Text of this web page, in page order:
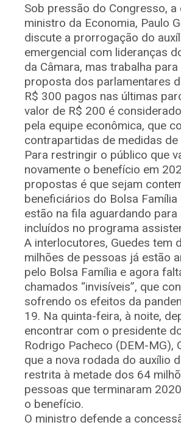
Sob pressão do Congresso, a
ministro da Economia, Paulo
discute a prorrogação do
emergencial com lideranças
da Câmara, mas trabalha
proposta dos parlamentares
R$ 300 pagos nas últimas
valor de R$ 200 é considerado
pela equipe econômica, que
contrapartidas de medidas
Para restringir o público que
novamente o benefício em
propostas é que sejam
beneficiários do Bolsa Família
estão na fila aguardando para
incluídos no programa
A interlocutores, Guedes tem
milhões de pessoas já estão
pelo Bolsa Família e agora
chamados “invisíveis”, que
sofrendo os efeitos da
19. Na quinta-feira, à noite,
encontrar com o presidente
Rodrigo Pacheco (DEM-MG),
que a nova rodada do auxílio
restrita à metade dos 64
pessoas que terminaram
o benefício.
O ministro defende a